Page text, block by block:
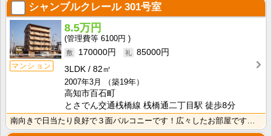
シャンブルクレール301号室
マンション
8.5万円
6100円
170000円
85000円
3LDK
82㎡
2007年3月
（築19年）
高知市百石町
とさでん交通桟橋線 桟橋通二丁目駅 徒歩8分
南向きで日当たり良好で３面バルコニーです！広々したお部屋ですよ！エレベーター付きなので、沢山お買いも･･･